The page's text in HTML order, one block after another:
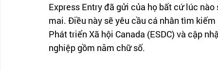
Express Entry đã gửi của họ bất cứ lúc
mai. Điều này sẽ yêu cầu cá nhân tìm
Phát triển Xã hội Canada (ESDC) và cập
nghiệp gồm năm chữ số.